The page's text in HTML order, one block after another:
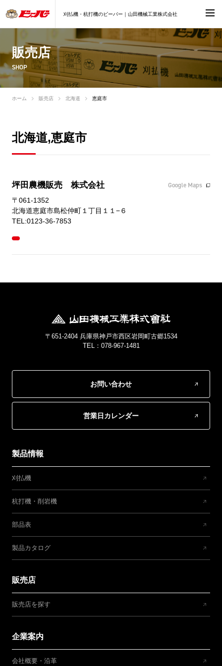
刈払機・杭打機のビーバー｜山田機械工業株式会社
販売店
SHOP
ホーム 販売店 北海道 恵庭市
北海道,恵庭市
坪田農機販売 株式会社 Google Maps
〒061-1352
北海道恵庭市島松仲町１丁目１１−６
TEL:0123-36-7853
〒651-2404 兵庫県神戸市西区岩岡町古郷1534
TEL：078-967-1481
お問い合わせ
営業日カレンダー
製品情報
刈払機
杭打機・削岩機
部品表
製品カタログ
販売店
販売店を探す
企業案内
会社概要・沿革